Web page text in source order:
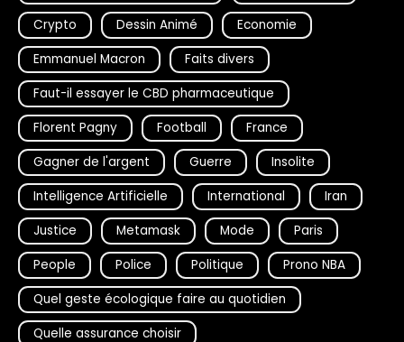
Crypto
Dessin Animé
Economie
Emmanuel Macron
Faits divers
Faut-il essayer le CBD pharmaceutique
Florent Pagny
Football
France
Gagner de l'argent
Guerre
Insolite
Intelligence Artificielle
International
Iran
Justice
Metamask Mode
Paris
People
Police Politique
Prono NBA
Quel geste écologique faire au quotidien
Quelle assurance choisir